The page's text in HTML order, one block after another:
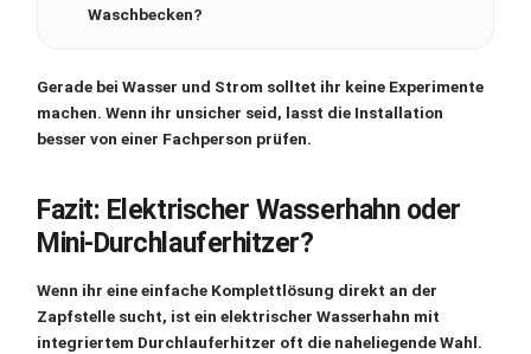
Waschbecken?
Gerade bei Wasser und Strom solltet ihr keine Experimente
machen. Wenn ihr unsicher seid, lasst die Installation
besser von einer Fachperson prüfen.
Fazit: Elektrischer Wasserhahn oder
Mini-Durchlauferhitzer?
Wenn ihr eine einfache Komplettlösung direkt an der
Zapfstelle sucht, ist einelektrischer Wasserhahn mit
integriertem Durchlauferhitzer oft die naheliegende Wahl.